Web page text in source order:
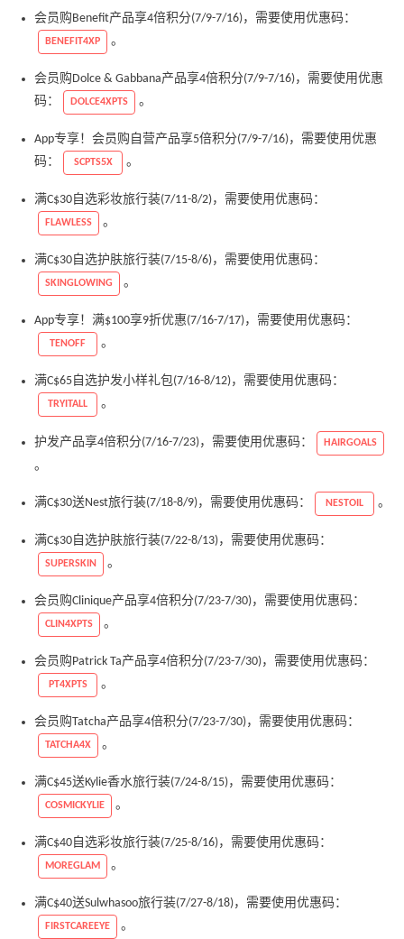
会员购Benefit产品享4倍积分(7/9-7/16)，需要使用优惠码：
BENEFIT4XP 。
会员购Dolce & Gabbana产品享4倍积分(7/9-7/16)，需要使用优惠
码：
DOLCE4XPTS 。
App专享！会员购自营产品享5倍积分(7/9-7/16)，需要使用优惠
码：
SCPTS5X 。
满C$30自选彩妆旅行装(7/11-8/2)，需要使用优惠码：
FLAWLESS 。
满C$30自选护肤旅行装(7/15-8/6)，需要使用优惠码：
SKINGLOWING 。
App专享！满$100享9折优惠(7/16-7/17)，需要使用优惠码：
TENOFF 。
满C$65自选护发小样礼包(7/16-8/12)，需要使用优惠码：
TRYITALL 。
护发产品享4倍积分(7/16-7/23)，需要使用优惠码： HAIRGOALS
。
满C$30送Nest旅行装(7/18-8/9)，需要使用优惠码： NESTOIL 。
满C$30自选护肤旅行装(7/22-8/13)，需要使用优惠码：
SUPERSKIN 。
会员购Clinique产品享4倍积分(7/23-7/30)，需要使用优惠码：
CLIN4XPTS 。
会员购Patrick Ta产品享4倍积分(7/23-7/30)，需要使用优惠码：
PT4XPTS 。
会员购Tatcha产品享4倍积分(7/23-7/30)，需要使用优惠码：
TATCHA4X 。
满C$45送Kylie香水旅行装(7/24-8/15)，需要使用优惠码：
COSMICKYLIE 。
满C$40自选彩妆旅行装(7/25-8/16)，需要使用优惠码：
MOREGLAM 。
满C$40送Sulwhasoo旅行装(7/27-8/18)，需要使用优惠码：
FIRSTCAREEYE 。